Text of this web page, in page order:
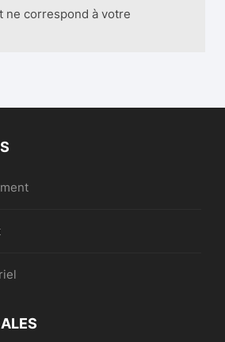
ne correspond à votre